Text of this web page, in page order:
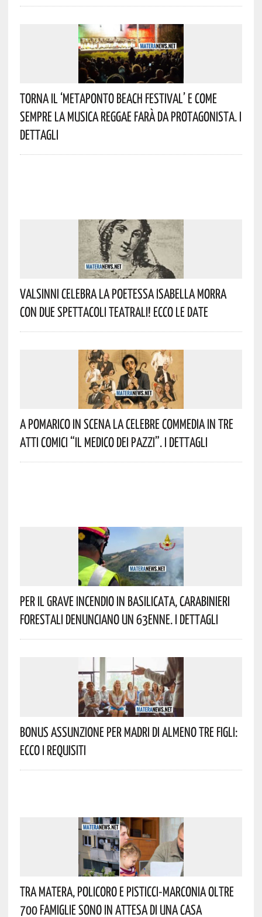
Torna Il ‘Metaponto Beach Festival’ E Come
Sempre La Musica Reggae Farà Da Protagonista. I
Dettagli
Valsinni Celebra La Poetessa Isabella Morra
Con Due Spettacoli Teatrali! Ecco Le Date
A Pomarico In Scena La Celebre Commedia In Tre
Atti Comici “Il Medico Dei Pazzi”. I Dettagli
Per Il Grave Incendio In Basilicata, Carabinieri
Forestali Denunciano Un 63enne. I Dettagli
Bonus Assunzione Per Madri Di Almeno Tre Figli:
Ecco I Requisiti
Tra Matera, Policoro E Pisticci-Marconia Oltre
700 Famiglie Sono In Attesa Di Una Casa